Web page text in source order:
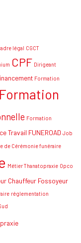
légal CGCT
CPF Dirigeant
Formation
Formation
Formation
Travail FUNEROAD Job
de Cérémonie funéraire
Métier Thanatopraxie Opco
Chauffeur Fossoyeur
réglementation